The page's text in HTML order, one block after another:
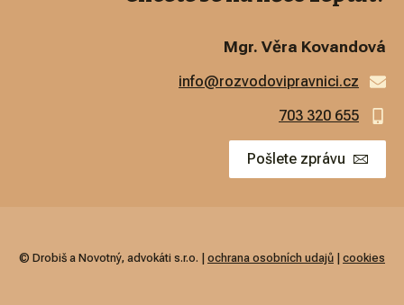
Mgr. Věra Kovandová
info@rozvodovipravnici.cz
703 320 655
Pošlete zprávu
© Drobiš a Novotný, advokáti s.r.o. | ochrana osobních udajů cookies